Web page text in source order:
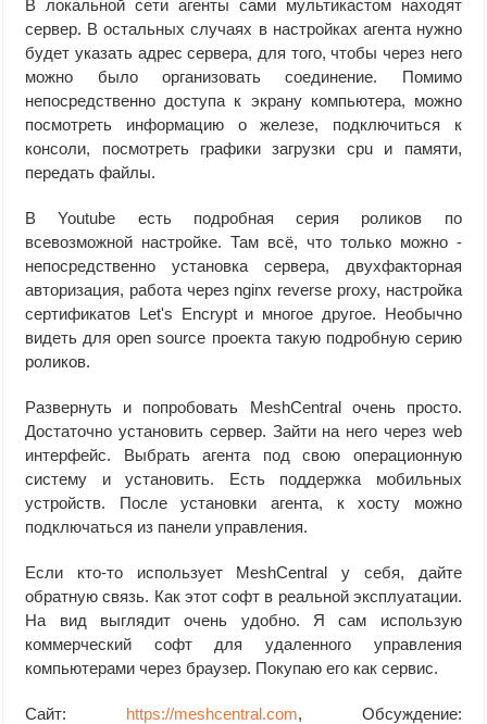
В локальной сети агенты сами мультикастом находят
сервер. В остальных случаях в настройках агента нужно
будет указать адрес сервера, для того, чтобы через него
можно было организовать соединение. Помимо
непосредственно доступа к экрану компьютера, можно
посмотреть информацию о железе, подключиться к
консоли, посмотреть графики загрузки cpu и памяти,
передать файлы.
В Youtube есть подробная серия роликов по
всевозможной настройке. Там всё, что только можно -
непосредственно установка сервера, двухфакторная
авторизация, работа через nginx reverse proxy, настройка
сертификатов Let's Encrypt и многое другое. Необычно
видеть для open source проекта такую подробную серию
роликов.
Развернуть и попробовать MeshCentral очень просто.
Достаточно установить сервер. Зайти на него через web
интерфейс. Выбрать агента под свою операционную
систему и установить. Есть поддержка мобильных
устройств. После установки агента, к хосту можно
подключаться из панели управления.
Если кто-то использует MeshCentral у себя, дайте
обратную связь. Как этот софт в реальной эксплуатации.
На вид выглядит очень удобно. Я сам использую
коммерческий софт для удаленного управления
компьютерами через браузер. Покупаю его как сервис.
Сайт: https://meshcentral.com, Обсуждение: